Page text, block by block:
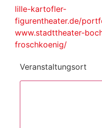
lille-kartofler-
figurentheater.de/
www.stadttheater-
froschkoenig/
Veranstaltungsort